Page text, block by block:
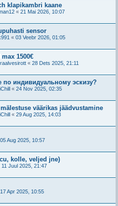
klapikambri kaane
« 21 Mai 2026, 10:07
sensor
« 03 Veebr 2026, 01:05
1500€
« 28 Dets 2025, 21:11
по индивидуальному эскизу?
« 24 Nov 2025, 02:35
väärikas jäädvustamine
« 29 Aug 2025, 14:03
05 Aug 2025, 10:57
kolle, veljed jne)
11 Juul 2025, 21:47
17 Apr 2025, 10:55